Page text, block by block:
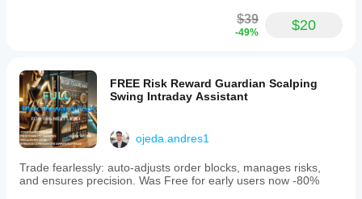
$39
-49% $20
FREE Risk Reward Guardian Scalping
Swing Intraday Assistant
ojeda.andres1
Trade fearlessly: auto-adjusts order blocks, manages risks,
and ensures precision. Was Free for early users now -80%